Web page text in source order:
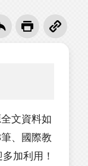
文資料如
、國際教
加利用！